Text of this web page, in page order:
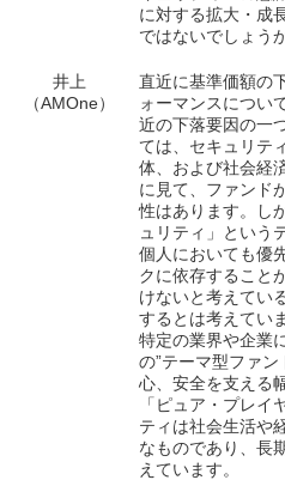
に対する拡大・成
ではないでしょうか
井上
（AMOne）
直近に基準価額の
ォーマンスについ
近の下落要因の一
ては、セキュリテ
体、および社会経
に見て、ファンド
性はあります。し
ュリティ」という
個人においても優
クに依存すること
けないと考えてい
するとは考えてい
特定の業界や企業
の”テーマ型ファ
心、安全を支える
「ピュア・プレイ
ティは社会生活や
なものであり、長
えています。